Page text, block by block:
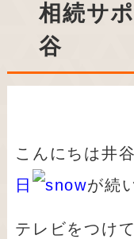
相続サ
谷
こんにちは井
日
が続
テレビをつけ